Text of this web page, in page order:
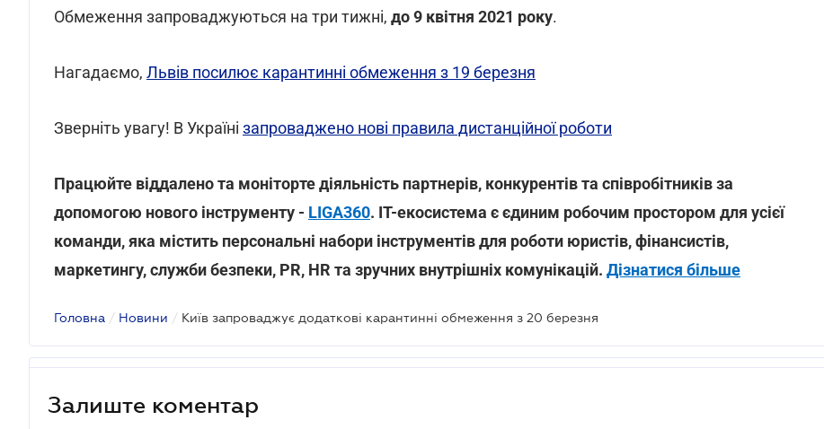
Обмеження запроваджуються на три тижні, до 9 квітня 2021 року.
Нагадаємо, Львів посилює карантинні обмеження з 19 березня
Зверніть увагу! В Україні запроваджено нові правила дистанційної роботи
Працюйте віддалено та моніторте діяльність партнерів, конкурентів та співробітників за
допомогою нового інструменту - LIGA360. IT-екосистема є єдиним робочим простором для усієї
команди, яка містить персональні набори інструментів для роботи юристів, фінансистів,
маркетингу, служби безпеки, PR, HR та зручних внутрішніх комунікацій. Дізнатися більше
Головна / Новини / Київ запроваджує додаткові карантинні обмеження з 20 березня
Залиште коментар